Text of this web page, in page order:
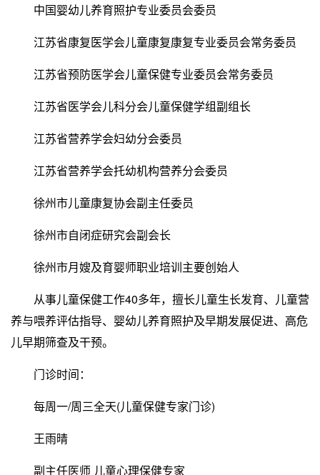
中国婴幼儿养育照护专业委员会委员
江苏省康复医学会儿童康复康复专业委员会常务委员
江苏省预防医学会儿童保健专业委员会常务委员
江苏省医学会儿科分会儿童保健学组副组长
江苏省营养学会妇幼分会委员
江苏省营养学会托幼机构营养分会委员
徐州市儿童康复协会副主任委员
徐州市自闭症研究会副会长
徐州市月嫂及育婴师职业培训主要创始人
从事儿童保健工作40多年，擅长儿童生长发育、儿童营
养与喂养评估指导、婴幼儿养育照护及早期发展促进、高危
儿早期筛查及干预。
门诊时间：
每周一/周三全天(儿童保健专家门诊)
王雨晴
副主任医师 儿童心理保健专家